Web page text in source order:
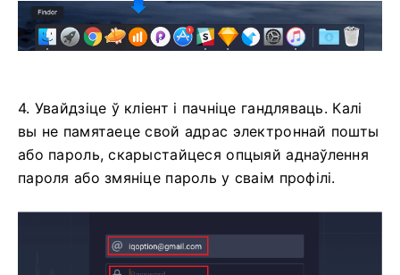
4. Увайдзіце ў кліент і пачніце гандляваць. Калі
вы не памятаеце свой адрас электроннай пошты
або пароль, скарыстайцеся опцыяй аднаўлення
пароля або змяніце пароль у сваім профілі.